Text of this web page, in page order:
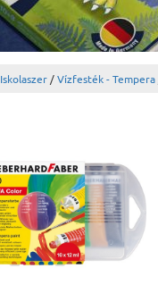
Iskolaszer /Vízfesték - Tempera